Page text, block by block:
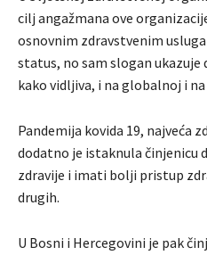
cilj angažmana ove
osnovnim zdravstvenim
status, no sam slogan ukazuje
kako vidljiva, i na globalnoj i
Pandemija kovida 19, najveća
dodatno je istaknula činjenicu
zdravije i imati bolji pristup
drugih.
U Bosni i Hercegovini je pak